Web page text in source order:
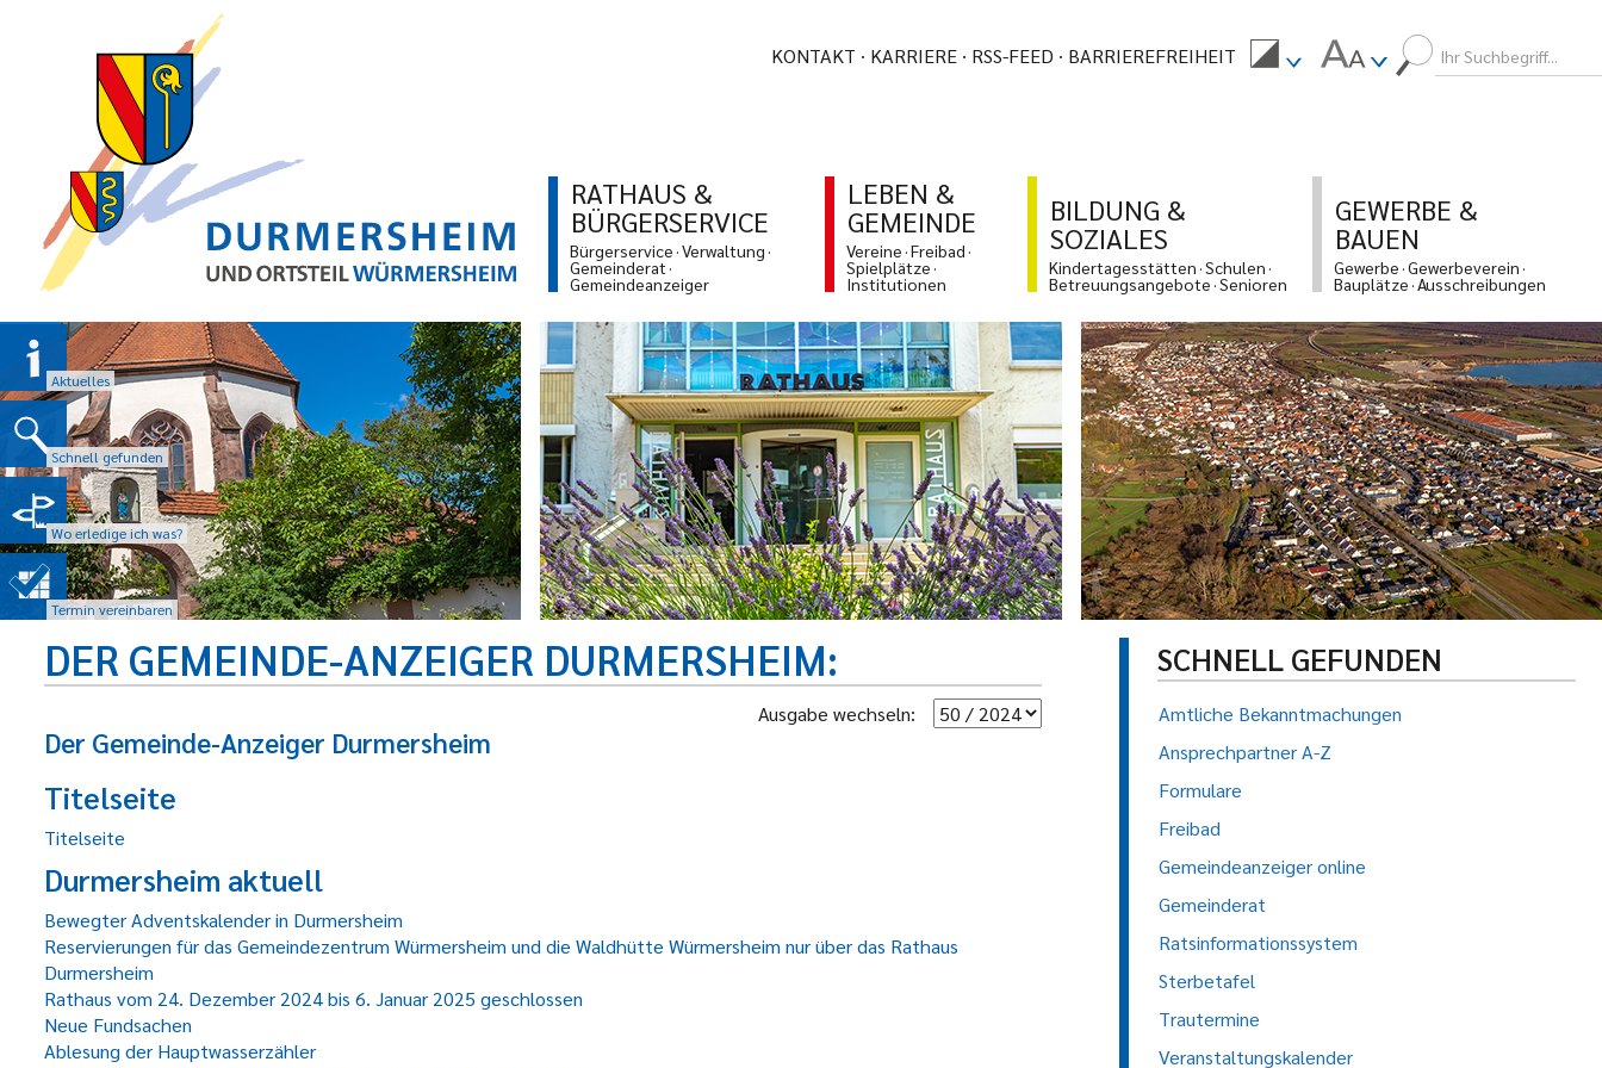
KONTAKT KARRIERE RSS-FEED BARRIEREFREIHEIT
RATHAUS &
BÜRGERSERVICE
Bürgerservice Verwaltung
Gemeinderat
Gemeindeanzeiger
LEBEN &
GEMEINDE
Vereine Freibad
Spielplätze
Institutionen
BILDUNG &
SOZIALES
Kindertagesstätten Schulen
Betreuungsangebote Senioren
GEWERBE &
BAUEN
Gewerbe Gewerbeverein
Bauplätze Ausschreibungen
Aktuelles
Schnell gefunden
Wo erledige ich was?
Termin vereinbaren
DER GEMEINDE-ANZEIGER DURMERSHEIM
Ausgabe wechseln:
Der Gemeinde-Anzeiger Durmersheim
Titelseite
Titelseite
Durmersheim aktuell
Bewegter Adventskalender in Durmersheim
Reservierungen für das Gemeindezentrum Würmersheim und die Waldhütte Würmersheim nur über das Rathaus
Durmersheim
Rathaus vom 24. Dezember 2024 bis 6. Januar 2025 geschlossen
Neue Fundsachen
Ablesung der Hauptwasserzähler
SCHNELL GEFUNDEN
Amtliche Bekanntmachungen
Ansprechpartner A-Z
Formulare
Freibad
Gemeindeanzeiger online
Gemeinderat
Ratsinformationssystem
Sterbetafel
Trautermine
Veranstaltungskalender